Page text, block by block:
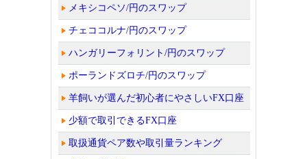
メキシコペソ/円のスワップ
チェココルナ/円のスワップ
ハンガリーフォリント/円のスワップ
ポーランドズロチ/円のスワップ
羊飼いが選んだ初心者にやさしいFX口座
少額で取引できるFX口座
取扱通貨ペア数や取引量ランキング